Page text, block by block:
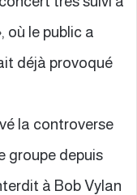
où le public a
déjà provoqué
la controverse
groupe depuis
à Bob Vylan